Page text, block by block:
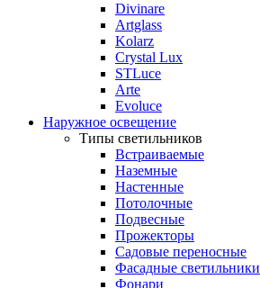
Divinare
Artglass
Kolarz
Crystal Lux
STLuce
Arte
Evoluce
Наружное освещение
Типы светильников
Встраиваемые
Наземные
Настенные
Потолочные
Подвесные
Прожекторы
Садовые переносные
Фасадные светильники
Фонари